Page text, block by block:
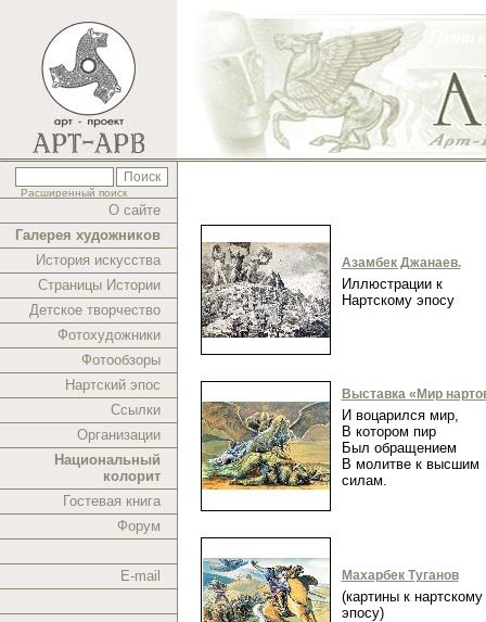
Расширенный поиск
О сайте
Галерея художников
История искусства
Страницы Истории
Детское творчество
Фотохудожники
Фотообзоры
Нартский эпос
Ссылки
Организации
Национальный
колорит
Гостевая книга
Форум
E-mail
Азамбек Джанаев.
Иллюстрации к
Нартскому эпосу
Выставка «Мир
И воцарился мир,
В котором пир
Был обращением
В молитве к высшим
силам.
Махарбек Туганов
(картины к нартскому
эпосу)